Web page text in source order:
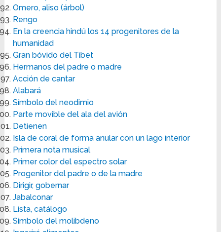
Omero, aliso (árbol)
Rengo
En la creencia hindú los 14 progenitores de la
humanidad
Gran bóvido del Tíbet
Hermanos del padre o madre
Acción de cantar
Alabará
Símbolo del neodimio
Parte movible del ala del avión
Detienen
Isla de coral de forma anular con un lago interior
Primera nota musical
Primer color del espectro solar
Progenitor del padre o de la madre
Dirigir, gobernar
Jabalconar
Lista, catálogo
Símbolo del molibdeno